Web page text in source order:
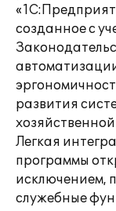
созданное с
развития
Легкая
программы
исключением,
служебные